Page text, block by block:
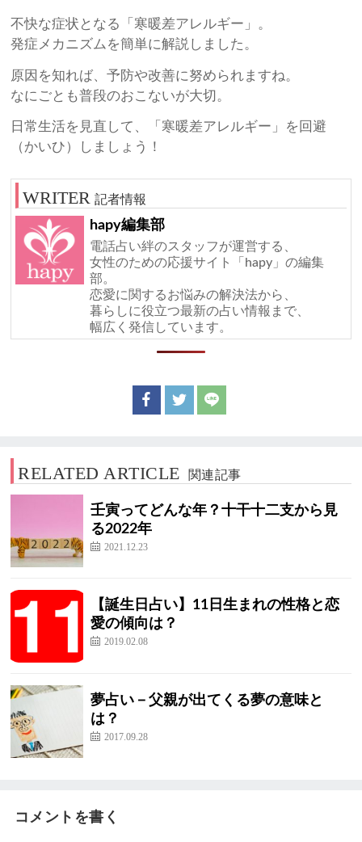
不快な症状となる「寒暖差アレルギー」。
発症メカニズムを簡単に解説しました。
原因を知れば、予防や改善に努められますね。
なにごとも普段のおこないが大切。
日常生活を見直して、「寒暖差アレルギー」を回避
（かいひ）しましょう！
記者情報
hapy編集部
電話占い絆のスタッフが運営する、
女性のための応援サイト「hapy」の編集
部。
恋愛に関するお悩みの解決法から、
暮らしに役立つ最新の占い情報まで、
幅広く発信しています。
RELATED ARTICLE 関連記事
壬寅ってどんな年？十干十二支から見
る2022年
2021.12.23
【誕生日占い】11日生まれの性格と恋
愛の傾向は？
2019.02.08
夢占い－父親が出てくる夢の意味と
は？
2017.09.28
コメントを書く